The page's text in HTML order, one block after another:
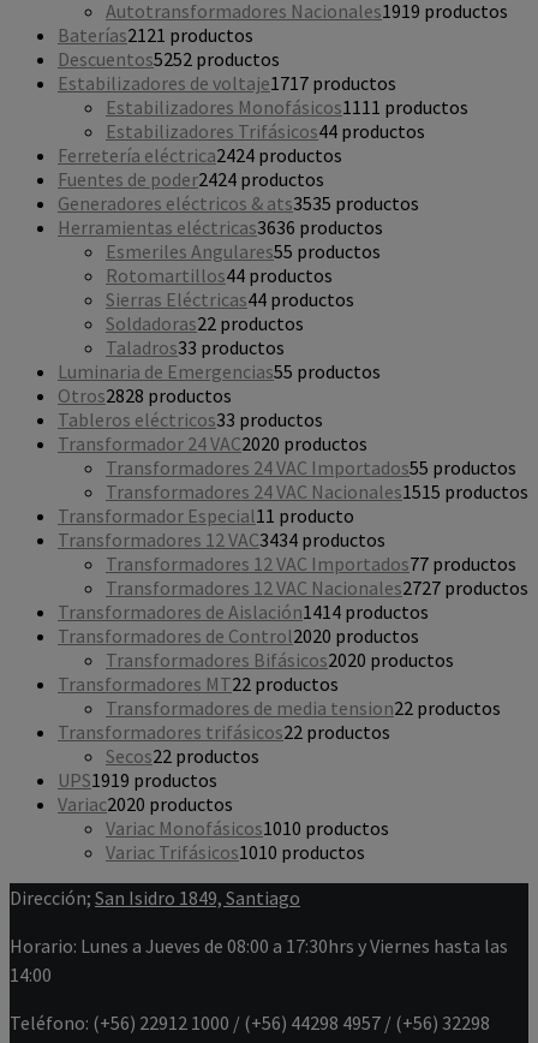
Autotransformadores Nacionales1919 productos
Baterías2121 productos
Descuentos5252 productos
Estabilizadores de voltaje1717 productos
Estabilizadores Monofásicos1111 productos
Estabilizadores Trifásicos44 productos
Ferretería eléctrica2424 productos
Fuentes de poder2424 productos
Generadores eléctricos & ats3535 productos
Herramientas eléctricas3636 productos
Esmeriles Angulares55 productos
Rotomartillos44 productos
Sierras Eléctricas44 productos
Soldadoras22 productos
Taladros33 productos
Luminaria de Emergencias55 productos
Otros2828 productos
Tableros eléctricos33 productos
Transformador 24 VAC2020 productos
Transformadores 24 VAC Importados55 productos
Transformadores 24 VAC Nacionales1515 productos
Transformador Especial11 producto
Transformadores 12 VAC3434 productos
Transformadores 12 VAC Importados77 productos
Transformadores 12 VAC Nacionales2727 productos
Transformadores de Aislación1414 productos
Transformadores de Control2020 productos
Transformadores Bifásicos2020 productos
Transformadores MT22 productos
Transformadores de media tension22 productos
Transformadores trifásicos22 productos
Secos22 productos
UPS1919 productos
Variac2020 productos
Variac Monofásicos1010 productos
Variac Trifásicos1010 productos
Dirección; San Isidro 1849, Santiago
Horario: Lunes a Jueves de 08:00 a 17:30hrs y Viernes hasta las
14:00
Teléfono: (+56) 22912 1000 / (+56) 44298 4957 / (+56) 32298